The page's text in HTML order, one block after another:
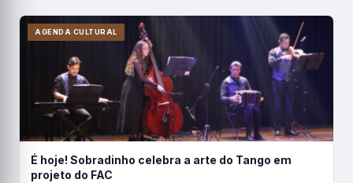
AGENDA CULTURAL
É hoje! Sobradinho celebra a arte do Tango em
projeto do FAC